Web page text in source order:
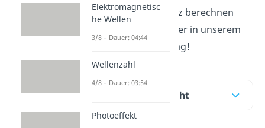
Wie du die Frequenz berechnen
kannst, lernst du hier in unserem
und im Beitrag!
Inhaltsübersicht
Elektromagnetisc
he Wellen
3/8 – Dauer: 04:44
Wellenzahl
4/8 – Dauer: 03:54
Photoeffekt